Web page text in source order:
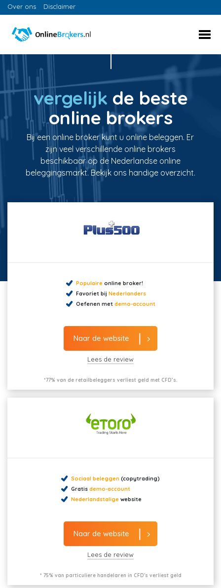
Over ons Disclaimer
vergelijk de beste
online brokers
Bij een online broker kunt u online beleggen. Er
zijn veel verschillende online brokers
beschikbaar op de Nederlandse online
beleggingsmarkt. Bekijk ons handige overzicht.
Populaireonline broker!
Favoriet bij Nederlanders
Oefenen met demo-account
Naar de website
Lees de review
*77% van de retailbeleggers verliest geld met CFD’s.
Sociaal beleggen (copytrading)
Gratis demo-account
Nederlandstalige website
Naar de website
Lees de review
* 75% van particuliere handelaren in CFD's verliest geld